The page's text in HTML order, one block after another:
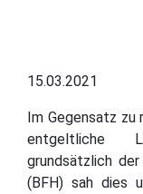
15.03.2021
Im Gegensatz zu
entgeltliche
grundsätzlich
(BFH) sah dies